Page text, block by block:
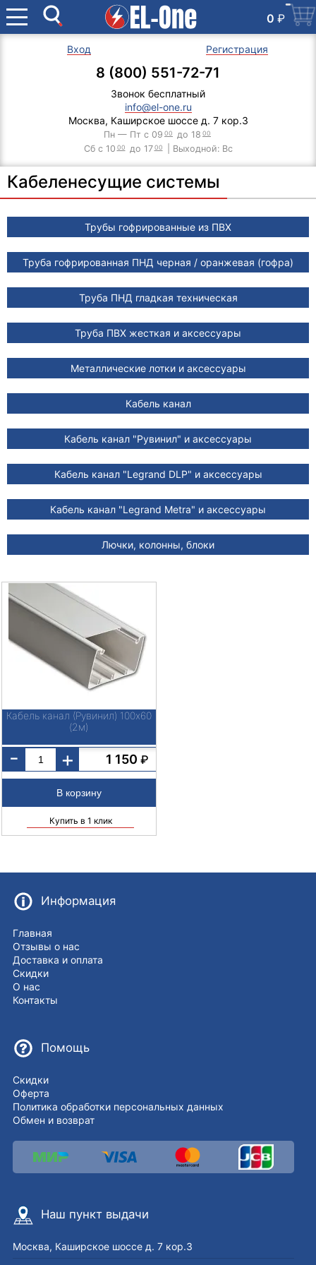
0 ₽
Вход Регистрация
8 (800) 551-72-71
Звонок бесплатный
info@el-one.ru
Москва, Каширское шоссе д. 7 кор.3
Пн — Пт с 09 00 до 18 00
Сб с 10 00 до 17 00 | Выходной: Вс
Кабеленесущие системы
Трубы гофрированные из ПВХ
Труба гофрированная ПНД черная / оранжевая (гофра)
Труба ПНД гладкая техническая
Труба ПВХ жесткая и аксессуары
Металлические лотки и аксессуары
Кабель канал
Кабель канал "Рувинил" и аксессуары
Кабель канал "Legrand DLP" и аксессуары
Кабель канал "Legrand Metra" и аксессуары
Лючки, колонны, блоки
Кабель канал (Рувинил) 100х60
(2м)
- + 1 150 ₽
Купить в 1 клик
Информация
Главная
Отзывы о нас
Доставка и оплата
Скидки
О нас
Контакты
Помощь
Скидки
Оферта
Политика обработки персональных данных
Обмен и возврат
Наш пункт выдачи
Москва, Каширское шоссе д. 7 кор.3